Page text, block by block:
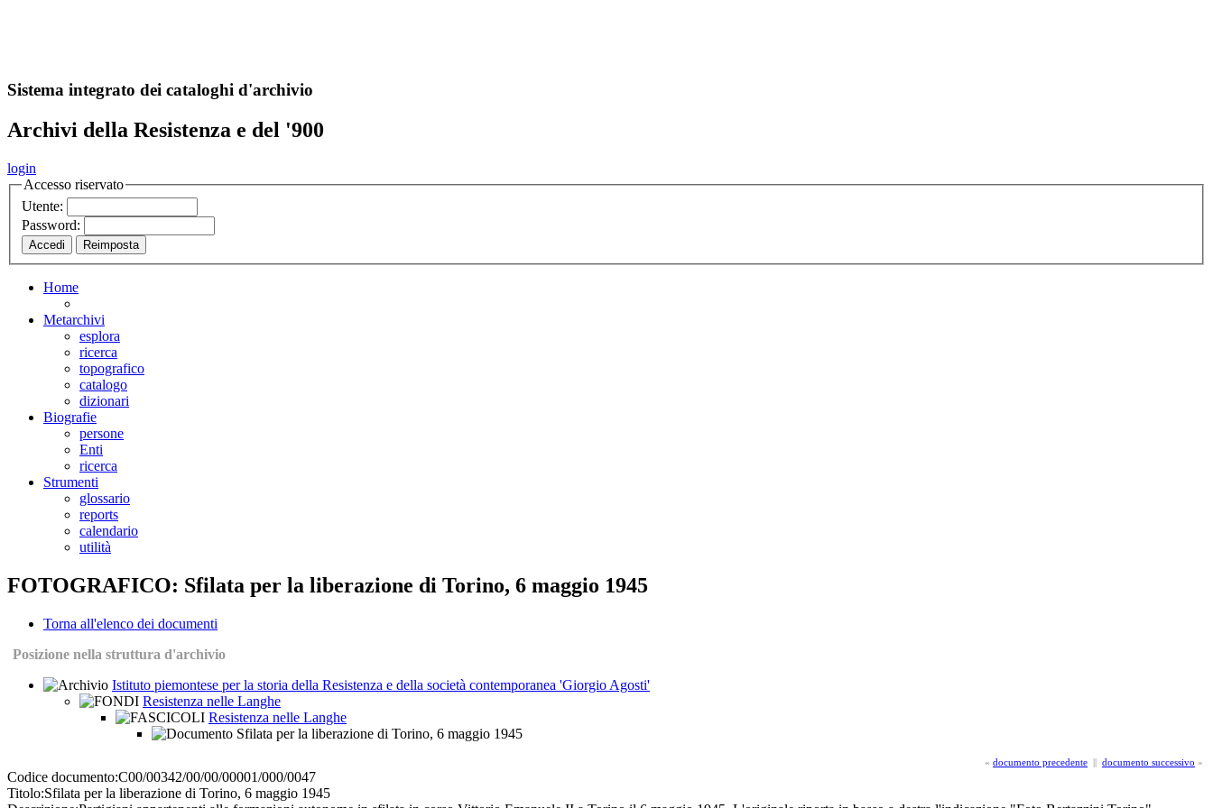
Sistema integrato dei cataloghi d'archivio
Archivi della Resistenza e del '900
login
Accesso riservato
Utente:
Password:
Home
Metarchivi
esplora
ricerca
topografico
catalogo
dizionari
Biografie
persone
Enti
ricerca
Strumenti
glossario
reports
calendario
utilità
FOTOGRAFICO: Sfilata per la liberazione di Torino, 6 maggio 1945
Torna all'elenco dei documenti
Posizione nella struttura d'archivio
Istituto piemontese per la storia della Resistenza e della società contemporanea 'Giorgio Agosti'
Resistenza nelle Langhe
Resistenza nelle Langhe
Sfilata per la liberazione di Torino, 6 maggio 1945
« documento precedente || documento successivo »
Codice documento:C00/00342/00/00/00001/000/0047
Titolo:Sfilata per la liberazione di Torino, 6 maggio 1945